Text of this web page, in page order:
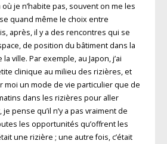
je n’habite pas, souvent on me les
quand même le choix entre
après, il y a des rencontres qui se
de position du bâtiment dans la
ville. Par exemple, au Japon, j’ai
clinique au milieu des rizières, et
moi un mode de vie particulier que de
dans les rizières pour aller
pense qu’il n’y a pas vraiment de
les opportunités qu’offrent les
une rizière ; une autre fois, c’était